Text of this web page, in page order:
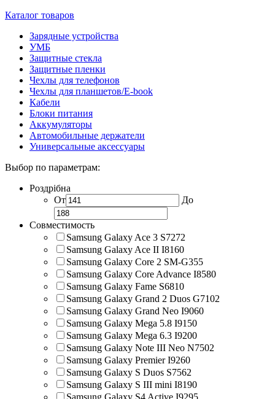
Каталог товаров
Зарядные устройства
УМБ
Защитные стекла
Защитные пленки
Чехлы для телефонов
Чехлы для планшетов/E-book
Кабели
Блоки питания
Аккумуляторы
Автомобильные держатели
Универсальные аксессуары
Выбор по параметрам:
Роздрібна
От
До
Совместимость
Samsung Galaxy Ace 3 S7272
Samsung Galaxy Ace II I8160
Samsung Galaxy Core 2 SM-G355
Samsung Galaxy Core Advance I8580
Samsung Galaxy Fame S6810
Samsung Galaxy Grand 2 Duos G7102
Samsung Galaxy Grand Neo I9060
Samsung Galaxy Mega 5.8 I9150
Samsung Galaxy Mega 6.3 I9200
Samsung Galaxy Note III Neo N7502
Samsung Galaxy Premier I9260
Samsung Galaxy S Duos S7562
Samsung Galaxy S III mini I8190
Samsung Galaxy S4 Active I9295